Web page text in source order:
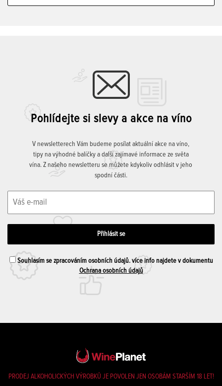
Pohlídejte si slevy a akce na víno
V newsletterech Vám budeme posílat aktuální akce na víno,
tipy na výhodné balíčky a další zajímavé informace ze světa
vína. Z našeho newsletteru se můžete kdykoliv odhlásit v jeho
spodní části.
Souhlasím se zpracováním osobních údajů. více info najdete v dokumentu
Ochrana osobních údajů
PRODEJ ALKOHOLICKÝCH VÝROBKŮ JE POVOLEN JEN OSOBÁM STARŠÍM 18 LET!